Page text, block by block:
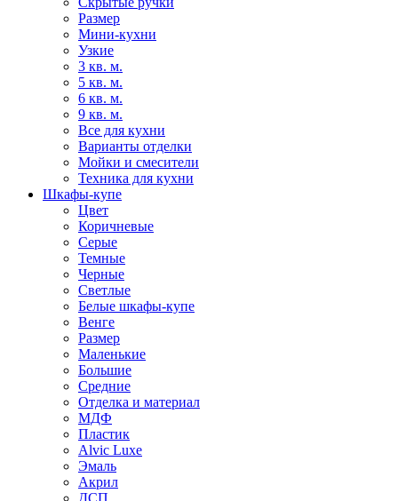
Размер
Мини-кухни
Узкие
3 кв. м.
5 кв. м.
6 кв. м.
9 кв. м.
Все для кухни
Варианты отделки
Мойки и смесители
Техника для кухни
Шкафы-купе
Цвет
Коричневые
Серые
Темные
Черные
Светлые
Белые шкафы-купе
Венге
Размер
Маленькие
Большие
Средние
Отделка и материал
МДФ
Пластик
Alvic Luxe
Эмаль
Акрил
ДСП